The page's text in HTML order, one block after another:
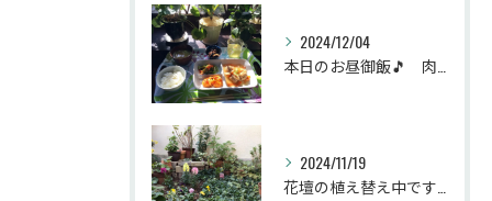
2024/12/04
2024/11/19